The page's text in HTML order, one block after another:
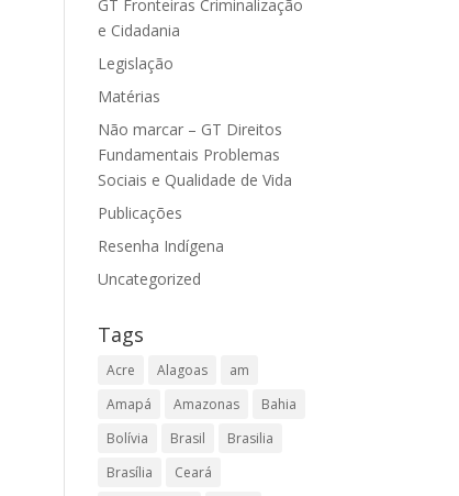
GT Fronteiras Criminalização
e Cidadania
Legislação
Matérias
Não marcar – GT Direitos
Fundamentais Problemas
Sociais e Qualidade de Vida
Publicações
Resenha Indígena
Uncategorized
Tags
Acre Alagoas
am
Amapá
Amazonas
Bahia
Bolívia
Brasil
Brasilia
Brasília
Ceará